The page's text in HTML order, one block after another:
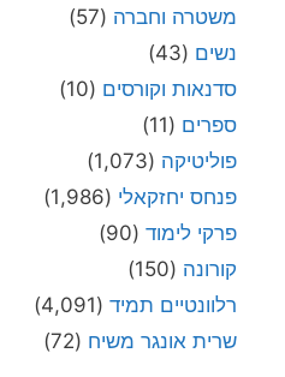
משטרה וחברה (57)
נשים (43)
סדנאות וקורסים (10)
ספרים (11)
פוליטיקה (1,073)
פנחס יחזקאלי (1,986)
פרקי לימוד (90)
קורונה (150)
רלוונטיים תמיד (4,091)
שרית אונגר משיח (72)